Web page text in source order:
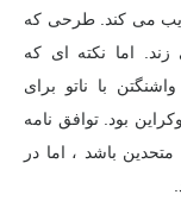
می کند. طرحی که
اما نکته ای که
با ناتو برای
بود. توافق نامه
باشد ، اما در